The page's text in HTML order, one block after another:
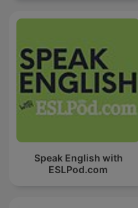
Speak English with
ESLPod.com